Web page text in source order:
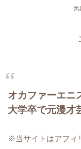
気
オカファーエニ
大学卒で元漫才
※当サイトはアフィ